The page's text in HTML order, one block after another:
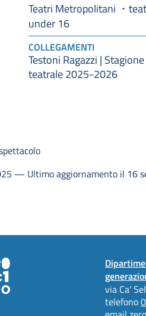
Teatri Metropolitani
under 16
COLLEGAMENTI
Testoni Ragazzi | Stagione
teatrale 2025-2026
— Ultimo aggiornamento il 16
via Ca'
telefono